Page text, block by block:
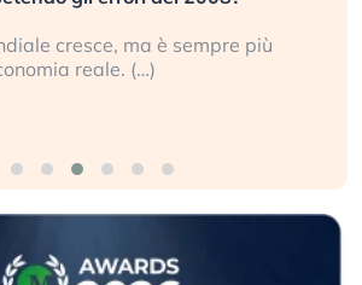
cresce, ma è sempre più
reale. (…)